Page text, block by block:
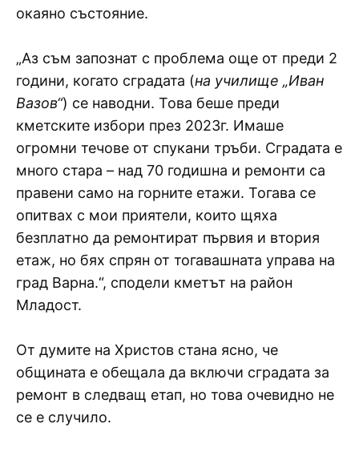
окаяно състояние.
„Аз съм запознат с проблема още от преди 2
години, когато сградата (на училище „Иван
Вазов“) се наводни. Това беше преди
кметските избори през 2023г. Имаше
огромни течове от спукани тръби. Сградата е
много стара – над 70 годишна и ремонти са
правени само на горните етажи. Тогава се
опитвах с мои приятели, които щяха
безплатно да ремонтират първия и втория
етаж, но бях спрян от тогавашната управа на
град Варна.“, сподели кметът на район
Младост.
От думите на Христов стана ясно, че
общината е обещала да включи сградата за
ремонт в следващ етап, но това очевидно не
се е случило.